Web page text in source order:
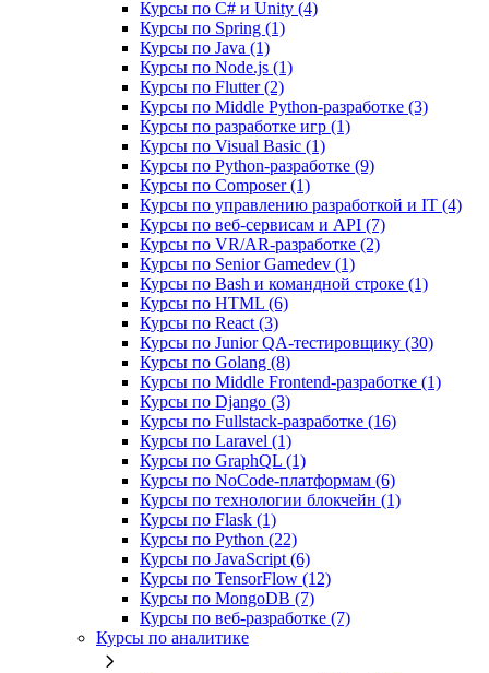
Курсы по C# и Unity (4)
Курсы по Spring (1)
Курсы по Java (1)
Курсы по Node.js (1)
Курсы по Flutter (2)
Курсы по Middle Python-разработке (3)
Курсы по разработке игр (1)
Курсы по Visual Basic (1)
Курсы по Python-разработке (9)
Курсы по Composer (1)
Курсы по управлению разработкой и IT (4)
Курсы по веб‑сервисам и API (7)
Курсы по VR/AR‑разработке (2)
Курсы по Senior Gamedev (1)
Курсы по Bash и командной строке (1)
Курсы по HTML (6)
Курсы по React (3)
Курсы по Junior QA-тестировщику (30)
Курсы по Golang (8)
Курсы по Middle Frontend-разработке (1)
Курсы по Django (3)
Курсы по Fullstack‑разработке (16)
Курсы по Laravel (1)
Курсы по GraphQL (1)
Курсы по NoCode‑платформам (6)
Курсы по технологии блокчейн (1)
Курсы по Flask (1)
Курсы по Python (22)
Курсы по JavaScript (6)
Курсы по TensorFlow (12)
Курсы по MongoDB (7)
Курсы по веб‑разработке (7)
Курсы по аналитике